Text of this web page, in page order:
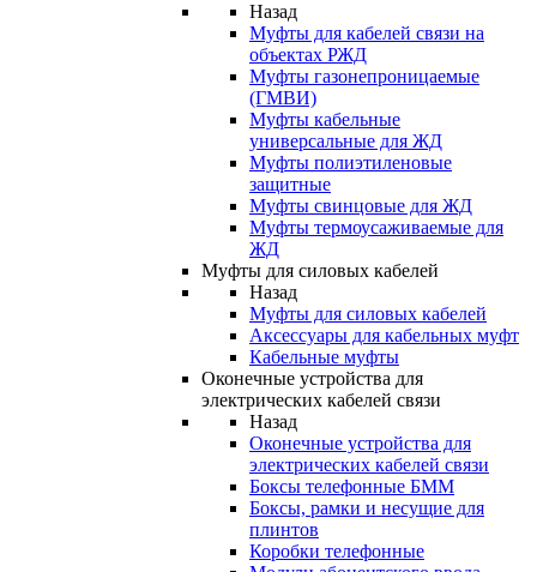
Назад
Муфты для кабелей связи на
объектах РЖД
Муфты газонепроницаемые
(ГМВИ)
Муфты кабельные
универсальные для ЖД
Муфты полиэтиленовые
защитные
Муфты свинцовые для ЖД
Муфты термоусаживаемые для
ЖД
Муфты для силовых кабелей
Назад
Муфты для силовых кабелей
Аксессуары для кабельных муфт
Кабельные муфты
Оконечные устройства для
электрических кабелей связи
Назад
Оконечные устройства для
электрических кабелей связи
Боксы телефонные БММ
Боксы, рамки и несущие для
плинтов
Коробки телефонные